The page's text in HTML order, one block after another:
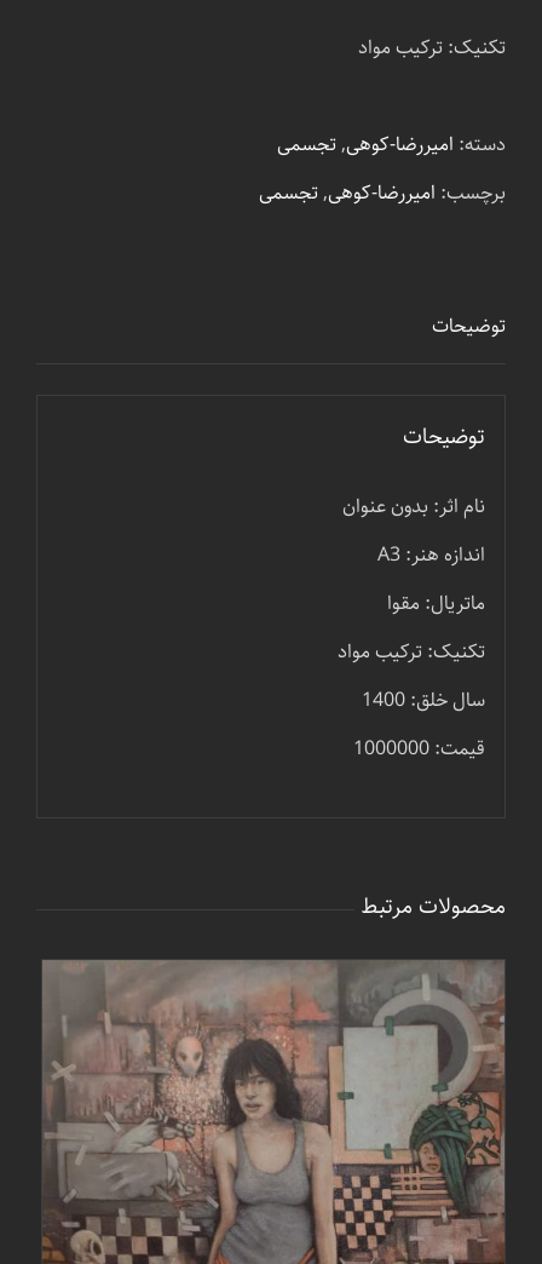
تکنیک: ترکیب مواد
دسته: امیررضا-کوهی,تجسمی
برچسب: امیررضا-کوهی,تجسمی
توضیحات
توضیحات
نام اثر: بدون عنوان
اندازه هنر: A3
ماتریال: مقوا
تکنیک: ترکیب مواد
سال خلق: 1400
قیمت: 1000000
محصولات مرتبط